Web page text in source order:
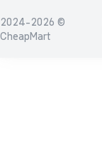
2024-2026 ©
CheapMart